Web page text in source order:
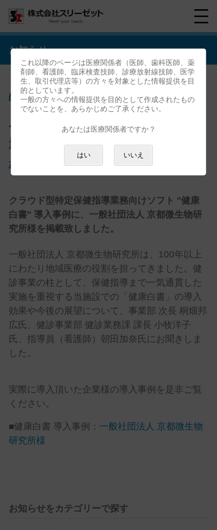
お知らせ
特定保健指導実施機関向けの導
般社団法人 京都微生物研究所
様>
クラウド型特定保健指導業務向けソフト "健康
白書" 導入事例に、一般社団法人 京都微生物研
究所様を掲載致しました。
一般社団法人 京都微生物研究所は、100年以上
にわたり地域医療の役割を担ってきました。健
診事業の柱として、保健指導まで一気通貫した
実施を重視する当施設での「健康白書」の導入
効果や今後の展望について、事業部 次長 桐畑邦
広氏、健診事業部 健診業務課 課長 小牧洋子
氏、指導員（看護師）朝田加奈氏にお聞きしま
した。
実際に導入頂いた企業様の導入事例 を是非ご覧
ください。
■健康白書 導入事例： 一般社団法人 京都微生物
研究所様
お知らせをカテゴリーで探す
これ以降のページは医療関係者（医師、歯科医師、薬
剤師、看護師、臨床検査技師、診療放射線技師、医学
生、取引代理店等）の方々を対象とした情報提供を目
的としています。
一般の方々への情報提供を目的として作成されたもの
でないことを、あらかじめご了承ください。
あなたは医療関係者ですか？
はい いいえ